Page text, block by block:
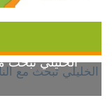
الخليلي تبحث